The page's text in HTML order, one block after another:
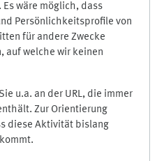
wäre möglich, dass
Persönlichkeitsprofile von
für andere Zwecke
auf welche wir keinen
u.a. an der URL, die immer
Zur Orientierung
diese Aktivität bislang